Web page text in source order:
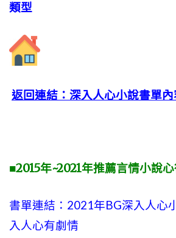
類型
返回連結：深入人心小說書單
■2015年~2021年推薦言情小說
書單連結：2021年BG深入人心
入人心有劇情